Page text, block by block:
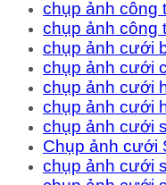
chụp ảnh công
chụp ảnh công
chụp ảnh cưới
chụp ảnh cưới
chụp ảnh cưới
chụp ảnh cưới
chụp ảnh cưới
Chụp ảnh cưới
chụp ảnh cưới